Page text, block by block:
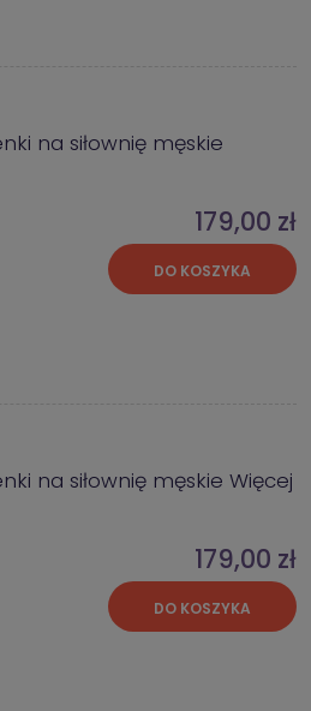
na siłownię męskie
179,00 zł
DO KOSZYKA
na siłownię męskie Więcej
179,00 zł
DO KOSZYKA